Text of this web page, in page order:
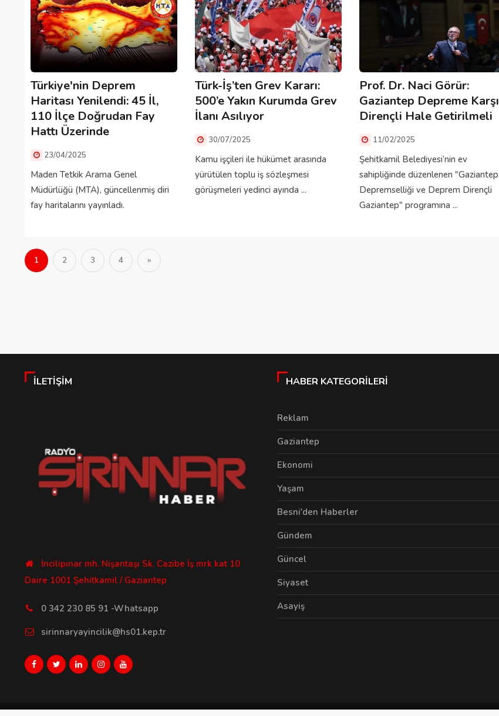
Türkiye'nin Deprem
Haritası Yenilendi: 45 İl,
110 İlçe Doğrudan Fay
Hattı Üzerinde
23/04/2025
Maden Tetkik Arama Genel
Müdürlüğü (MTA), güncellenmiş diri
fay haritalarını yayınladı.
Türk-İş’ten Grev Kararı:
500’e Yakın Kurumda Grev
İlanı Asılıyor
30/07/2025
Kamu işçileri ile hükümet arasında
yürütülen toplu iş sözleşmesi
görüşmeleri yedinci ayında ...
Prof. Dr. Naci Görür:
Gaziantep Depreme Karşı
Dirençli Hale Getirilmeli
11/02/2025
Şehitkamil Belediyesi’nin ev
sahipliğinde düzenlenen "Gaziantep
Depremselliği ve Deprem Dirençli
Gaziantep" programına ...
1 2 3 4 »
İLETIŞIM
İncilipınar mh. Nişantaşı Sk. Cazibe İş mrk kat 10
Daire 1001 Şehitkamil / Gaziantep
0 342 230 85 91 -Whatsapp
sirinnaryayincilik@hs01.kep.tr
HABER KATEGORILERI
Reklam
Gaziantep
Ekonomi
Yaşam
Besni'den Haberler
Gündem
Güncel
Siyaset
Asayiş